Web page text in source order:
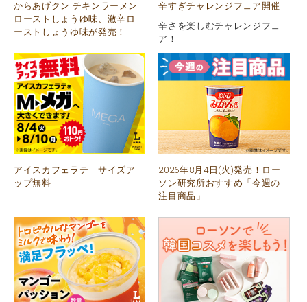
からあげクン チキンラーメン
ローストしょうゆ味、激辛ロ
ーストしょうゆ味が発売！
辛すぎチャレンジフェア開催
辛さを楽しむチャレンジフェ
ア！
アイスカフェラテ サイズア
ップ無料
2026年8月4日(火)発売！ロー
ソン研究所おすすめ「今週の
注目商品」